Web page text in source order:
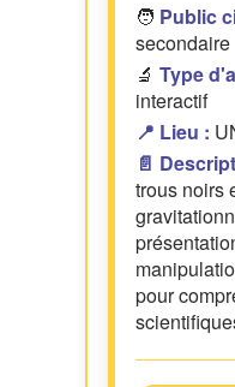
🧑 Public
secondaire
🔬 Type
interactif
📍 Lieu :
📄
trous noirs
pour